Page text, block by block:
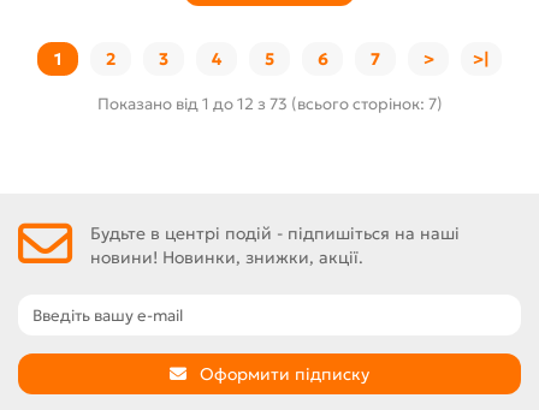
1 2 3 4 5 6 7 > >|
Показано від 1 до 12 з 73 (всього сторінок: 7)
Будьте в центрі подій - підпишіться на наші
новини! Новинки, знижки, акції.
Оформити підписку